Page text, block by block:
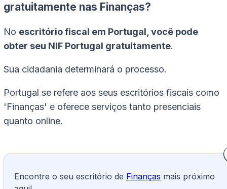
gratuitamente nas Finanças?
No escritório fiscal em Portugal, você pode
obter seu NIF Portugal gratuitamente.
Sua cidadania determinará o processo.
Portugal se refere aos seus escritórios fiscais como
'Finanças' e oferece serviços tanto presenciais
quanto online.
Encontre o seu escritório de Finanças mais próximo